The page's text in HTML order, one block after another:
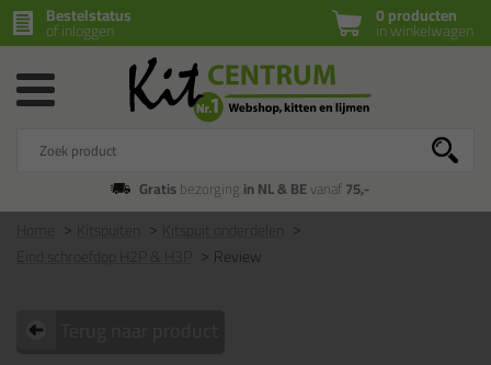
0 producten
in winkelwagen
Bestelstatus
of inloggen
Gratisbezorging in NL & BEvanaf75,-
Eind schroefdop H2P & H3P
Review